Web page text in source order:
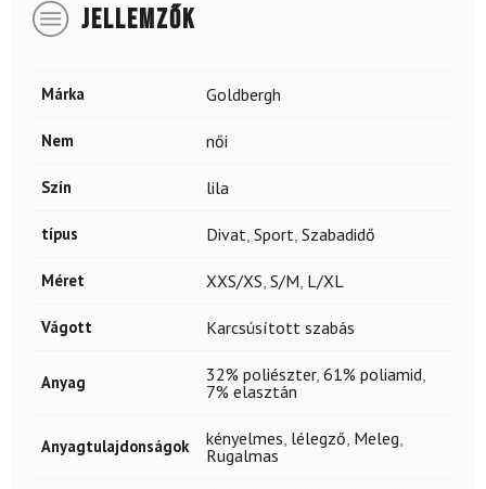
JELLEMZŐK
Márka Goldbergh
Nem női
Szín lila
típus Divat Sport Szabadidő
Méret XXS/XS S/M L/XL
Vágott Karcsúsított szabás
Anyag 32% poliészter, 61% poliamid
7% elasztán
Anyagtulajdonságok kényelmes lélegző Meleg
Rugalmas